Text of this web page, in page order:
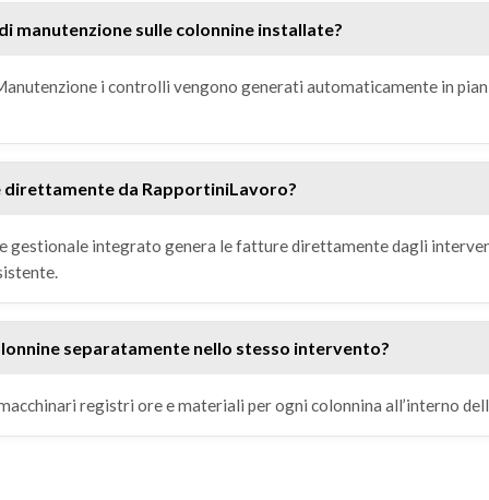
manutenzione sulle colonnine installate?
i controlli vengono generati automaticamente in
da RapportiniLavoro?
gestionale integrato genera le fatture direttamente dagli
separatamente nello stesso intervento?
registri ore e materiali per ogni colonnina all’interno